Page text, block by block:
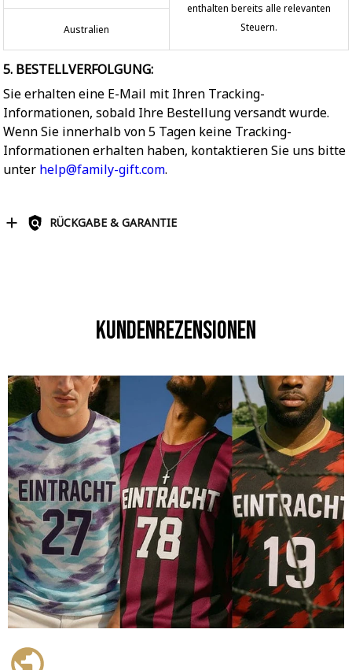
enthalten bereits alle relevanten
Steuern.
Australien
5. BESTELLVERFOLGUNG:
Sie erhalten eine E-Mail mit Ihren Tracking-
Informationen, sobald Ihre Bestellung versandt wurde.
Wenn Sie innerhalb von 5 Tagen keine Tracking-
Informationen erhalten haben, kontaktieren Sie uns bitte
unter help@family-gift.com.
RÜCKGABE & GARANTIE
Kundenrezensionen